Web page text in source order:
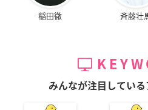
稲田徹 斉藤壮
みんなが注目してい